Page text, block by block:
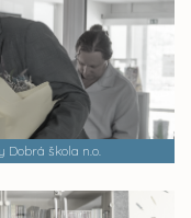
škola n.o.